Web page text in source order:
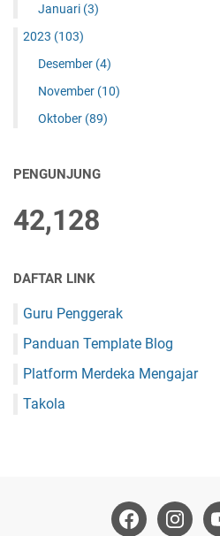
Januari (3)
2023 (103)
Desember (4)
November (10)
Oktober (89)
PENGUNJUNG
42,128
DAFTAR LINK
Guru Penggerak
Panduan Template Blog
Platform Merdeka Mengajar
Takola